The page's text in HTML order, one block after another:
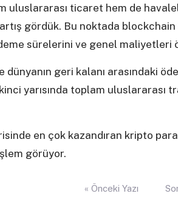
uluslararası ticaret hem de
gördük. Bu noktada
sürelerini ve genel maliyetleri
dünyanın geri kalanı arasındaki
yarısında toplam uluslararası
en çok kazandıran kripto
görüyor.
« Önceki Yazı